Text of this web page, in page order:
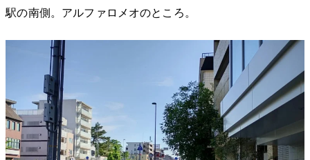
駅の南側。アルファロメオのところ。